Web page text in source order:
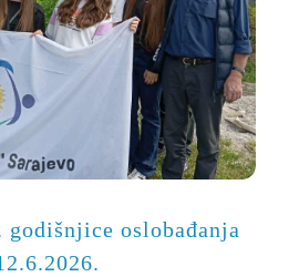
oslobađanja